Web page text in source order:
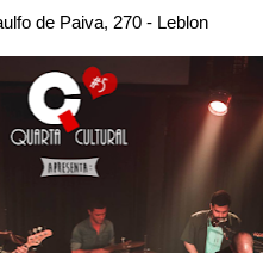
de Paiva, 270 - Leblon